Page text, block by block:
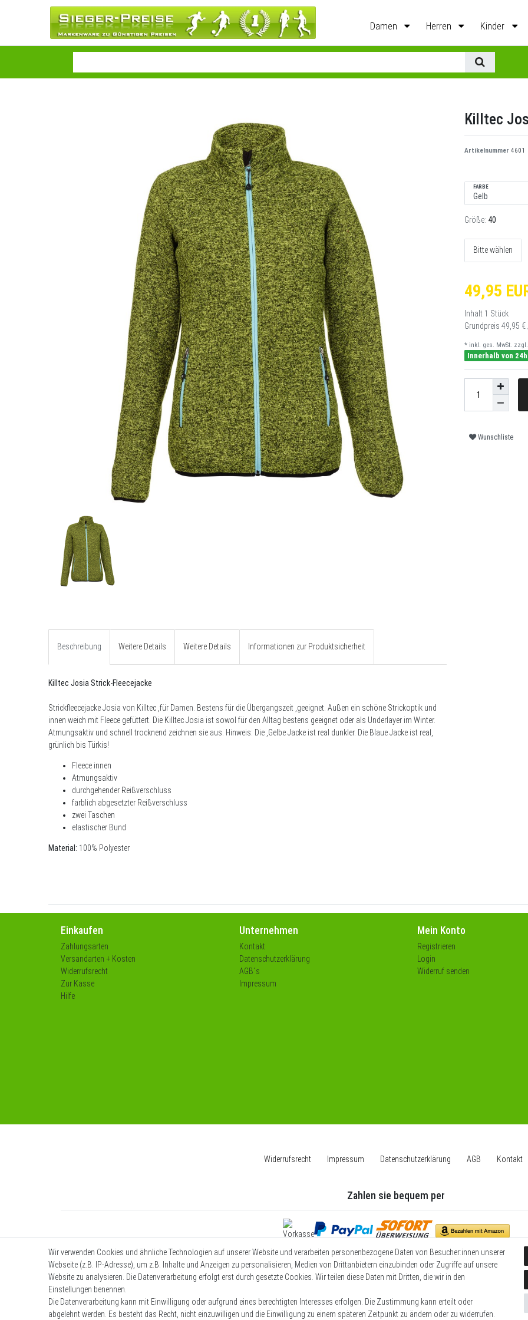
Damen Herren Kinder
Killtec
Artikelnummer 4601
FARBE
Größe: 40
Bitte wählen
49,95
Inhalt 1 Stück
Grundpreis 49,95 €
* inkl. ges. MwSt. zzgl.
Innerhalb von
Wunschliste
Beschreibung Weitere Details Weitere Details Informationen zur Produktsicherheit
Killtec Josia Strick-Fleecejacke
Strickfleecejacke Josia von Killtec ,für Damen. Bestens für die Übergangszeit ,geeignet. Außen ein schöne Strickoptik und
innen weich mit Fleece gefüttert. Die Killtec Josia ist sowol für den Alltag bestens geeignet oder als Underlayer im Winter.
Atmungsaktiv und schnell trocknend zeichnen sie aus. Hinweis: Die ,Gelbe Jacke ist real dunkler. Die Blaue Jacke ist real,
grünlich bis Türkis!
Fleece innen
Atmungsaktiv
durchgehender Reißverschluss
farblich abgesetzter Reißverschluss
zwei Taschen
elastischer Bund
Material: 100% Polyester
Einkaufen
Zahlungsarten
Versandarten + Kosten
Widerrufsrecht
Zur Kasse
Hilfe
Unternehmen
Kontakt
Datenschutzerklärung
AGB´s
Impressum
Mein Konto
Registrieren
Login
Widerruf senden
Widerrufs­recht Impressum Daten­schutz­erklärung AGB Kontakt
Zahlen sie bequem per
Wir versenden mit
Wir verwenden Cookies und ähnliche Technologien auf unserer Website und verarbeiten personenbezogene Daten von Besucher:innen unserer
Webseite (z.B. IP-Adresse), um z.B. Inhalte und Anzeigen zu personalisieren, Medien von Drittanbietern einzubinden oder Zugriffe auf unsere
Website zu analysieren. Die Datenverarbeitung erfolgt erst durch gesetzte Cookies. Wir teilen diese Daten mit Dritten, die wir in den
Einstellungen benennen.
Die Datenverarbeitung kann mit Einwilligung oder aufgrund eines berechtigten Interesses erfolgen. Die Zustimmung kann erteilt oder
abgelehnt werden. Es besteht das Recht, nicht einzuwilligen und die Einwilligung zu einem späteren Zeitpunkt zu ändern oder zu widerrufen.
© Copyright 2026 | Alle Rechte vorbehalten.